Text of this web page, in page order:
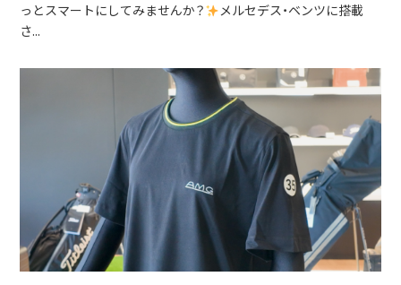
っとスマートにしてみませんか？
メルセデス・ベンツに搭載
さ...